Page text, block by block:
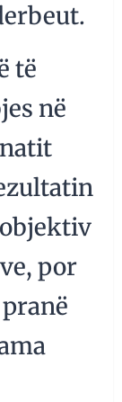
të
në
por